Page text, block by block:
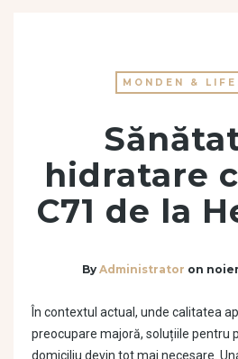
MONDEN &
hidratare
C71 de la
By Administrator on
În contextul actual, unde calitatea
preocupare majoră, soluțiile pentru
domiciliu devin tot mai necesare.